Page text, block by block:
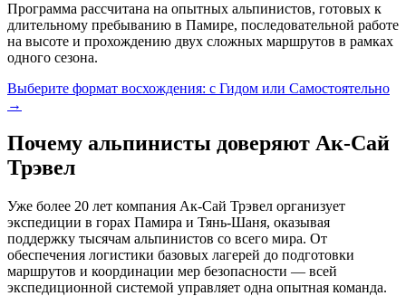
Программа рассчитана на опытных альпинистов, готовых к
длительному пребыванию в Памире, последовательной работе
на высоте и прохождению двух сложных маршрутов в рамках
одного сезона.
Выберите формат восхождения: с Гидом или Самостоятельно
→
Почему альпинисты доверяют Ак-Сай
Трэвел
Уже более 20 лет компания Ак-Сай Трэвел организует
экспедиции в горах Памира и Тянь-Шаня, оказывая
поддержку тысячам альпинистов со всего мира. От
обеспечения логистики базовых лагерей до подготовки
маршрутов и координации мер безопасности — всей
экспедиционной системой управляет одна опытная команда.